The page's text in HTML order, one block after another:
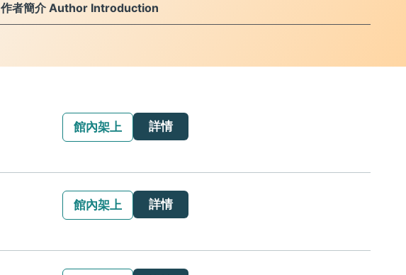
作者簡介 Author Introduction
館內架上 詳情
館內架上 詳情